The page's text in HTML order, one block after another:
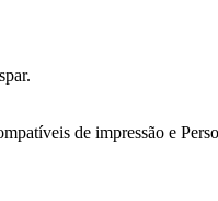
de impressão e